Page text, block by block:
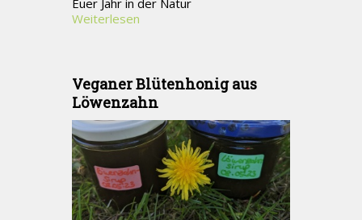
Weiterlesen
Veganer Blütenhonig aus
Löwenzahn